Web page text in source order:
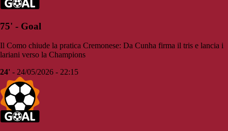
75' - Goal
Il Como chiude la pratica Cremonese: Da Cunha firma il tris e lancia i
lariani verso la Champions
24' - 24/05/2026 - 22:15